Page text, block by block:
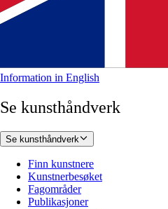
Information in English
Se kunsthåndverk
Se kunsthåndverk
Finn kunstnere
Kunstnerbesøket
Fagområder
Publikasjoner